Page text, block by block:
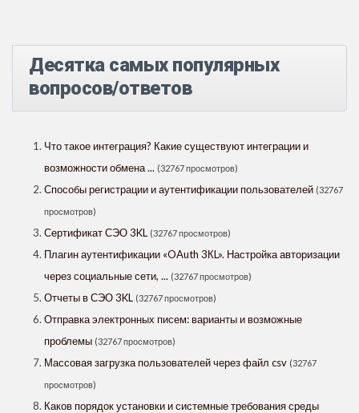
Десятка самых популярных
вопросов/ответов
Что такое интеграция? Какие существуют интеграции и
возможности обмена ... (32767 просмотров)
Способы регистрации и аутентификации пользователей (32767
просмотров)
Сертификат СЭО 3KL (32767 просмотров)
Плагин аутентификации «OAuth 3КL». Настройка авторизации
через социальные сети, ... (32767 просмотров)
Отчеты в СЭО 3KL (32767 просмотров)
Отправка электронных писем: варианты и возможные
проблемы (32767 просмотров)
Массовая загрузка пользователей через файл csv (32767
просмотров)
Каков порядок установки и системные требования среды